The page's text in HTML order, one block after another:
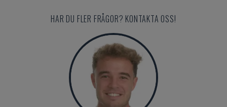
HAR DU FLER FRÅGOR? KONTAKTA OSS!